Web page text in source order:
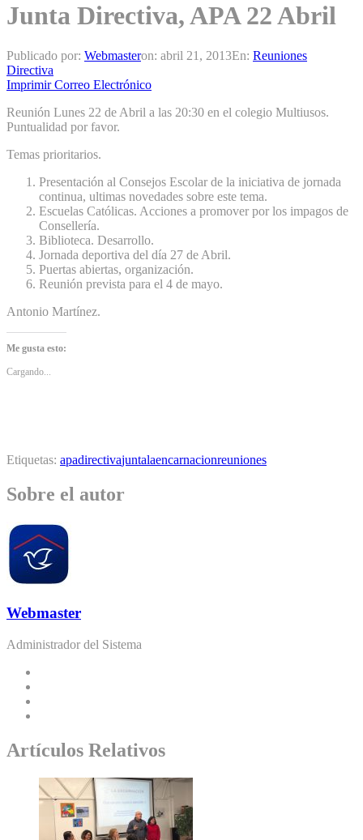
Junta Directiva, APA 22 Abril
Publicado por: Webmasteron: abril 21, 2013En: Reuniones
Directiva
Imprimir Correo Electrónico
Reunión Lunes 22 de Abril a las 20:30 en el colegio Multiusos.
Puntualidad por favor.
Temas prioritarios.
Presentación al Consejos Escolar de la iniciativa de jornada
continua, ultimas novedades sobre este tema.
Escuelas Católicas. Acciones a promover por los impagos de
Consellería.
Biblioteca. Desarrollo.
Jornada deportiva del día 27 de Abril.
Puertas abiertas, organización.
Reunión prevista para el 4 de mayo.
Antonio Martínez.
Me gusta esto:
Cargando...
Etiquetas: apadirectivajuntalaencarnacionreuniones
Sobre el autor
Webmaster
Administrador del Sistema
Artículos Relativos